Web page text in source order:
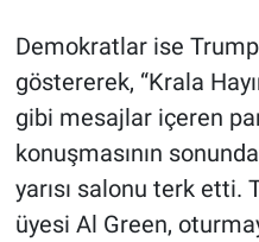
Demokratlar ise
göstererek, “Krala
gibi mesajlar içeren
konuşmasının
yarısı salonu terk etti.
üyesi Al Green,